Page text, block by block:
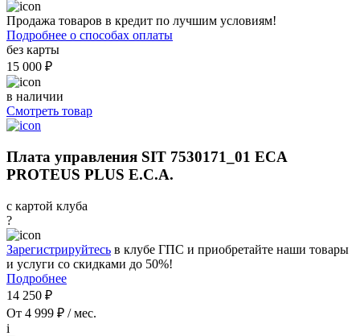
Продажа товаров в кредит по лучшим условиям!
Подробнее о способах оплаты
без карты
15 000 ₽
в наличии
Смотреть товар
Плата управления SIT 7530171_01 ECA
PROTEUS PLUS E.C.A.
с картой клуба
?
Зарегистрируйтесь в клубе ГПС и приобретайте наши товары
и услуги со скидками до 50%!
Подробнее
14 250 ₽
От 4 999 ₽ / мес.
i